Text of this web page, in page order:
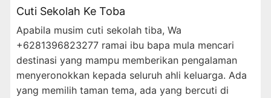
Cuti Sekolah Ke Toba
Apabila musim cuti sekolah tiba, Wa
+6281396823277 ramai ibu bapa mula mencari
destinasi yang mampu memberikan pengalaman
menyeronokkan kepada seluruh ahli keluarga. Ada
yang memilih taman tema, ada yang bercuti di